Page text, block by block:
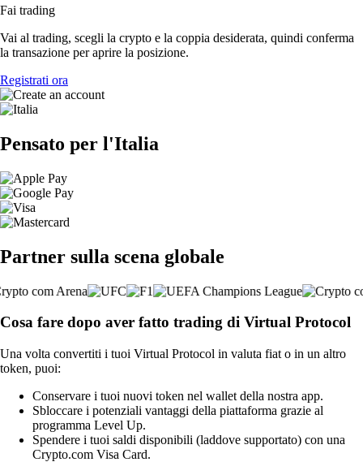
Fai trading
Vai al trading, scegli la crypto e la coppia desiderata, quindi conferma
la transazione per aprire la posizione.
Registrati ora
Pensato per l'Italia
Partner sulla scena globale
Cosa fare dopo aver fatto trading di Virtual Protocol
Una volta convertiti i tuoi Virtual Protocol in valuta fiat o in un altro
token, puoi:
Conservare i tuoi nuovi token nel wallet della nostra app.
Sbloccare i potenziali vantaggi della piattaforma grazie al
programma Level Up.
Spendere i tuoi saldi disponibili (laddove supportato) con una
Crypto.com Visa Card.